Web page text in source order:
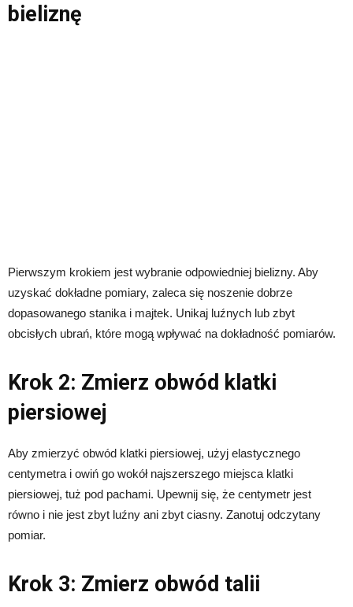
bieliznę
Pierwszym krokiem jest wybranie odpowiedniej bielizny. Aby
uzyskać dokładne pomiary, zaleca się noszenie dobrze
dopasowanego stanika i majtek. Unikaj luźnych lub zbyt
obcisłych ubrań, które mogą wpływać na dokładność pomiarów.
Krok 2: Zmierz obwód klatki
piersiowej
Aby zmierzyć obwód klatki piersiowej, użyj elastycznego
centymetra i owiń go wokół najszerszego miejsca klatki
piersiowej, tuż pod pachami. Upewnij się, że centymetr jest
równo i nie jest zbyt luźny ani zbyt ciasny. Zanotuj odczytany
pomiar.
Krok 3: Zmierz obwód talii